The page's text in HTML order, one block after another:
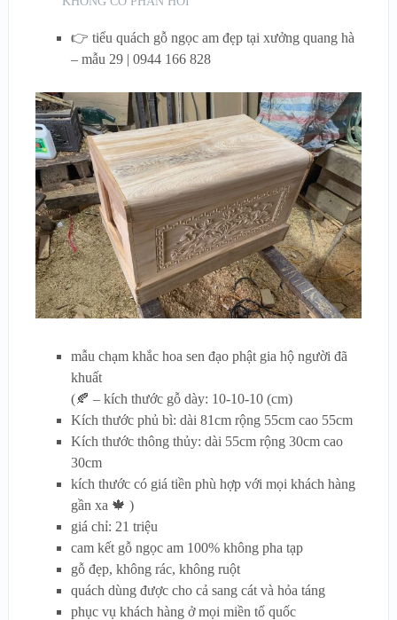
👉 tiểu quách gỗ ngọc am đẹp tại xưởng quang hà
– mẫu 29 | 0944 166 828
mẫu chạm khắc hoa sen đạo phật gia hộ người đã
khuất
(🍂 – kích thước gỗ dày: 10-10-10 (cm)
Kích thước phủ bì: dài 81cm rộng 55cm cao 55cm
Kích thước thông thủy: dài 55cm rộng 30cm cao
30cm
kích thước có giá tiền phù hợp với mọi khách hàng
gần xa 🍁 )
giá chỉ: 21 triệu
cam kết gỗ ngọc am 100% không pha tạp
gỗ đẹp, không rác, không ruột
quách dùng được cho cả sang cát và hỏa táng
phục vụ khách hàng ở mọi miền tổ quốc